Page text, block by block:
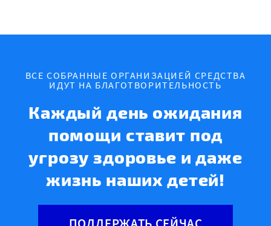
ВСЕ СОБРАННЫЕ ОРГАНИЗАЦИЕЙ СРЕДСТВА
ИДУТ НА БЛАГОТВОРИТЕЛЬНОСТЬ
Каждый день ожидания
помощи ставит под
угрозу здоровье и даже
жизнь наших детей!